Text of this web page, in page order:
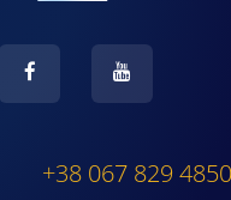
+38 067 829 4850